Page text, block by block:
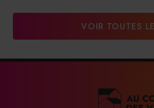
DalterFood Group
VOIR TOUTES